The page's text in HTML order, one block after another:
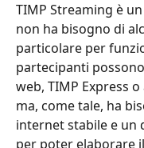
TIMP Streaming è
non ha bisogno di
particolare per
partecipanti
web, TIMP Express
ma, come tale, ha
internet stabile e un
per poter elaborare